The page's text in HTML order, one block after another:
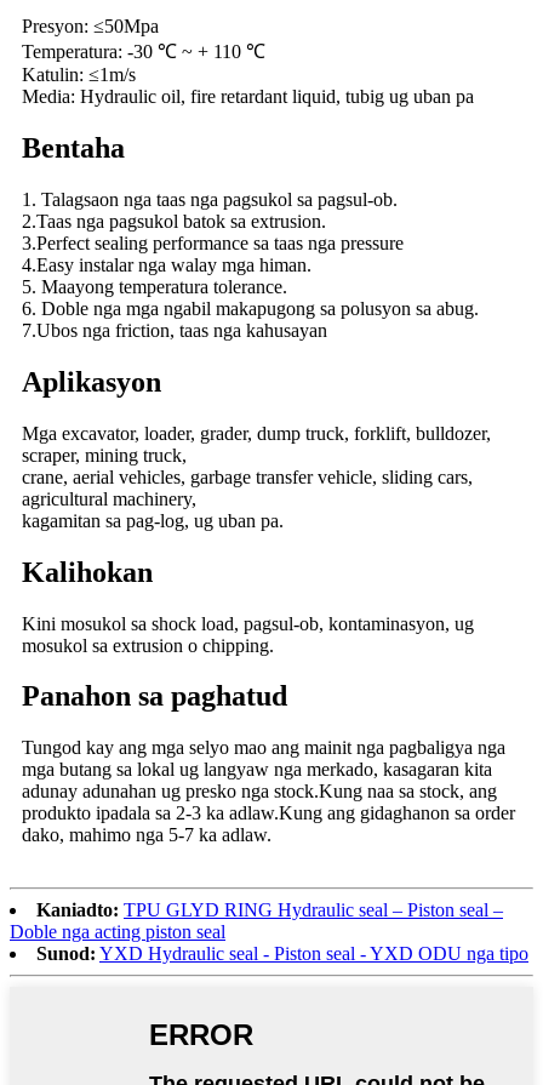
Presyon: ≤50Mpa
Temperatura: -30 ℃ ~ + 110 ℃
Katulin: ≤1m/s
Media: Hydraulic oil, fire retardant liquid, tubig ug uban pa
Bentaha
1. Talagsaon nga taas nga pagsukol sa pagsul-ob.
2.Taas nga pagsukol batok sa extrusion.
3.Perfect sealing performance sa taas nga pressure
4.Easy instalar nga walay mga himan.
5. Maayong temperatura tolerance.
6. Doble nga mga ngabil makapugong sa polusyon sa abug.
7.Ubos nga friction, taas nga kahusayan
Aplikasyon
Mga excavator, loader, grader, dump truck, forklift, bulldozer,
scraper, mining truck,
crane, aerial vehicles, garbage transfer vehicle, sliding cars,
agricultural machinery,
kagamitan sa pag-log, ug uban pa.
Kalihokan
Kini mosukol sa shock load, pagsul-ob, kontaminasyon, ug
mosukol sa extrusion o chipping.
Panahon sa paghatud
Tungod kay ang mga selyo mao ang mainit nga pagbaligya nga
mga butang sa lokal ug langyaw nga merkado, kasagaran kita
adunay adunahan ug presko nga stock.Kung naa sa stock, ang
produkto ipadala sa 2-3 ka adlaw.Kung ang gidaghanon sa order
dako, mahimo nga 5-7 ka adlaw.
Kaniadto: TPU GLYD RING Hydraulic seal – Piston seal –
Doble nga acting piston seal
Sunod: YXD Hydraulic seal - Piston seal - YXD ODU nga tipo